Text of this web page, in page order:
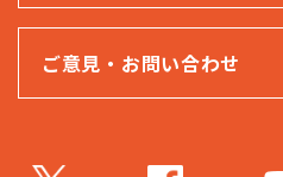
ご意見・お問い合わせ